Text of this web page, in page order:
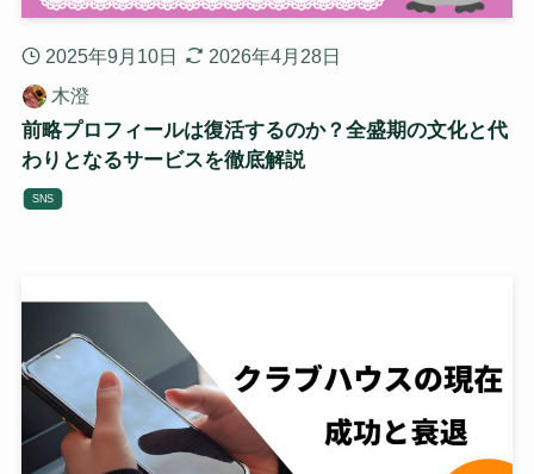
2025年9月10日
2026年4月28日
木澄
前略プロフィールは復活するのか？全盛期の文化と代
わりとなるサービスを徹底解説
SNS